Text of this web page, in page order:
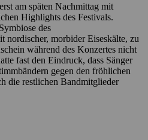
am späten Nachmittag mit
Highlights des Festivals.
des
nordischer, morbider Eiseskälte, zu
während des Konzertes nicht
fast den Eindruck, dass Sänger
gegen den fröhlichen
die restlichen Bandmitglieder